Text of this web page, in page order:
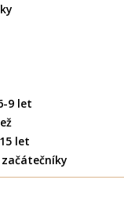
9 let
let